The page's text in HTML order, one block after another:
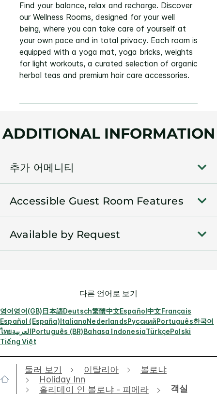
Find your balance, relax and recharge. Discover
our Wellness Rooms, designed for your well
being, where you can take care of yourself at
your own pace and in total privacy. Each room is
equipped with a yoga mat, yoga bricks, weights
for light workouts, a curated selection of organic
herbal teas and premium hair care accessories.
ADDITIONAL INFORMATION
추가 어메니티
Accessible Guest Room Features
Available by Request
다른 언어로 보기
영어영어(GB)日本語Deutsch繁體中文Español中文Français
Español (España)ItalianoNederlandsРусскийPortuguês한국어
ไทยالعربيةPortuguês (BR)Bahasa IndonesiaTürkçePolski
Tiếng Việt
둘러 보기 이탈리아
볼로냐
Holiday Inn
홀리데이 인 볼로냐 - 피에라
객실